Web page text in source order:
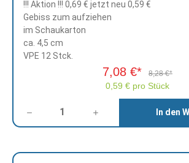
!!! Aktion !!! 0,69 € jetzt neu 0,59 €
Gebiss zum aufziehen
im Schaukarton
ca. 4,5 cm
VPE 12 Stck.
0,59 € pro Stück
7,08 €* 8,28 €*
In den